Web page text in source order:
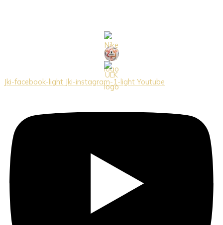
Jki-facebook-light Jki-instagram-1-light Youtube